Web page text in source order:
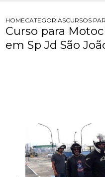
HOMECATEGORIASCURSOS
Curso para
em Sp Jd São